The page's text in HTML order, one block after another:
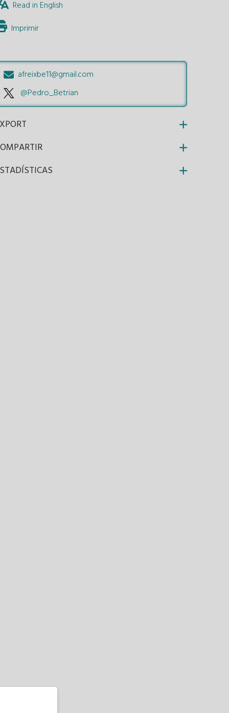
Read in English
Imprimir
afreixbe11@gmail.com
@Pedro_Betrian